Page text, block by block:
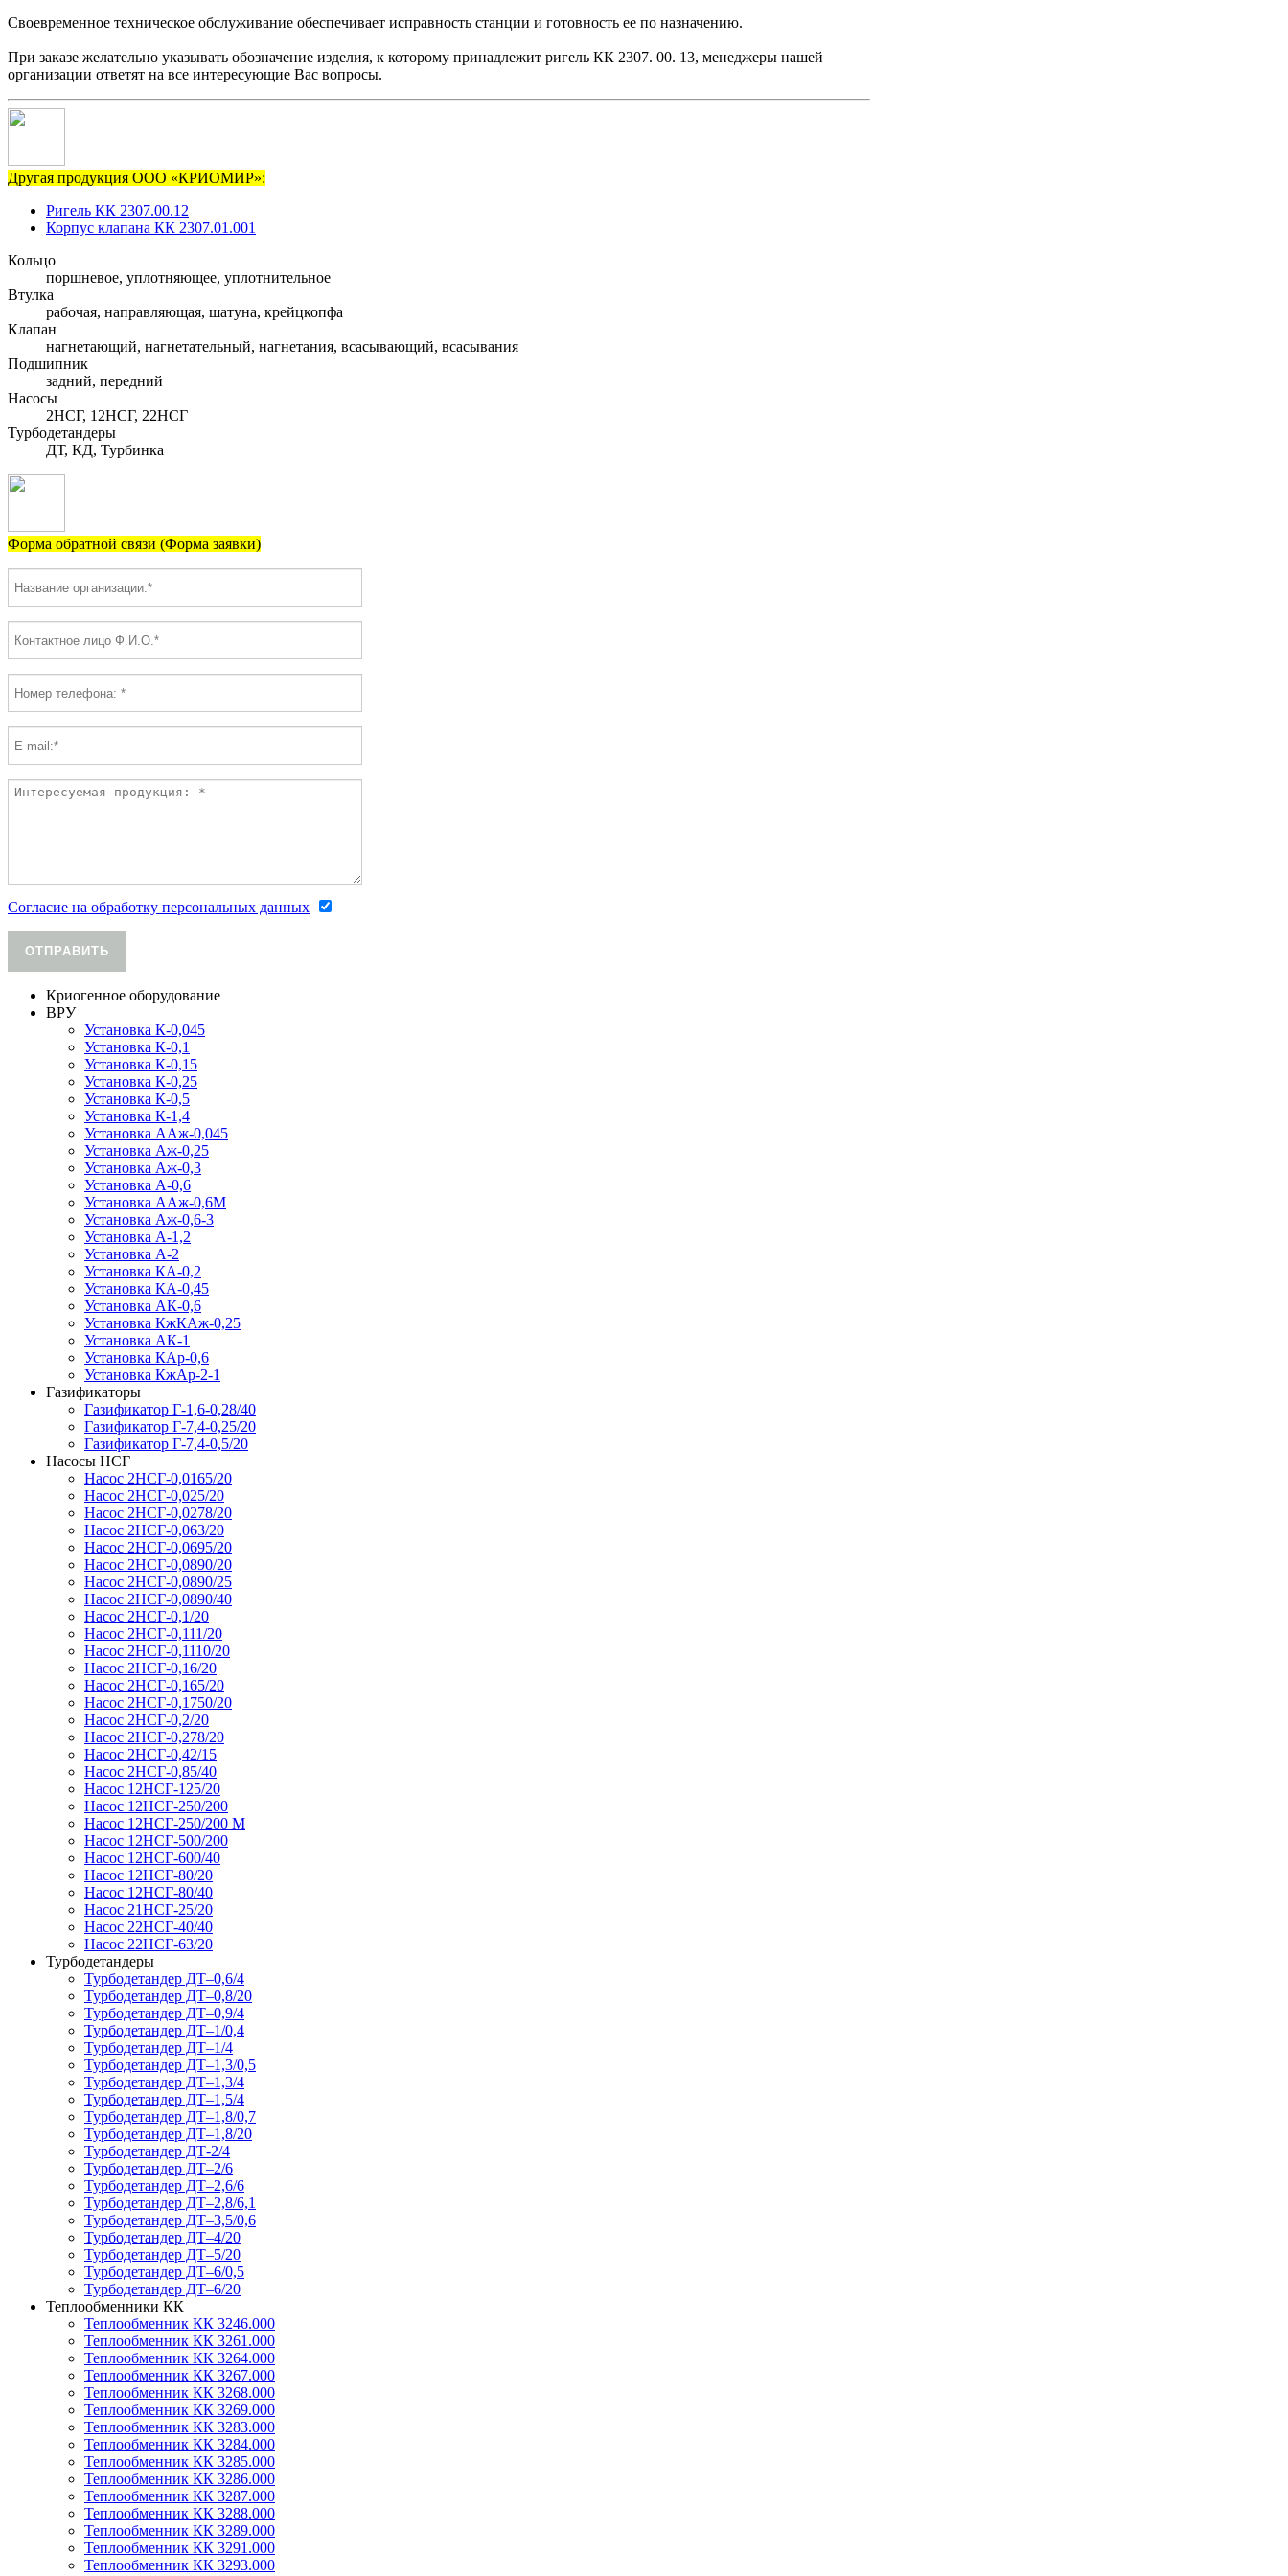
Своевременное техническое обслуживание обеспечивает исправность станции и готовность ее по назначению.
При заказе желательно указывать обозначение изделия, к которому принадлежит ригель КК 2307. 00. 13, менеджеры нашей
организации ответят на все интересующие Вас вопросы.
Другая продукция ООО «КРИОМИР»:
Ригель КК 2307.00.12
Корпус клапана КК 2307.01.001
Кольцо
поршневое, уплотняющее, уплотнительное
Втулка
рабочая, направляющая, шатуна, крейцкопфа
Клапан
нагнетающий, нагнетательный, нагнетания, всасывающий, всасывания
Подшипник
задний, передний
Насосы
2НСГ, 12НСГ, 22НСГ
Турбодетандеры
ДТ, КД, Турбинка
Форма обратной связи (Форма заявки)
Согласие на обработку персональных данных
ОТПРАВИТЬ
Криогенное оборудование
ВРУ
Установка К-0,045
Установка К-0,1
Установка К-0,15
Установка К-0,25
Установка К-0,5
Установка К-1,4
Установка ААж-0,045
Установка Аж-0,25
Установка Аж-0,3
Установка А-0,6
Установка ААж-0,6М
Установка Аж-0,6-3
Установка А-1,2
Установка А-2
Установка КА-0,2
Установка КА-0,45
Установка АК-0,6
Установка КжКАж-0,25
Установка АК-1
Установка КАр-0,6
Установка КжАр-2-1
Газификаторы
Газификатор Г-1,6-0,28/40
Газификатор Г-7,4-0,25/20
Газификатор Г-7,4-0,5/20
Насосы НСГ
Насос 2НСГ-0,0165/20
Насос 2НСГ-0,025/20
Насос 2НСГ-0,0278/20
Насос 2НСГ-0,063/20
Насос 2НСГ-0,0695/20
Насос 2НСГ-0,0890/20
Насос 2НСГ-0,0890/25
Насос 2НСГ-0,0890/40
Насос 2НСГ-0,1/20
Насос 2НСГ-0,111/20
Насос 2НСГ-0,1110/20
Насос 2НСГ-0,16/20
Насос 2НСГ-0,165/20
Насос 2НСГ-0,1750/20
Насос 2НСГ-0,2/20
Насос 2НСГ-0,278/20
Насос 2НСГ-0,42/15
Насос 2НСГ-0,85/40
Насос 12НСГ-125/20
Насос 12НСГ-250/200
Насос 12НСГ-250/200 М
Насос 12НСГ-500/200
Насос 12НСГ-600/40
Насос 12НСГ-80/20
Насос 12НСГ-80/40
Насос 21НСГ-25/20
Насос 22НСГ-40/40
Насос 22НСГ-63/20
Турбодетандеры
Турбодетандер ДТ–0,6/4
Турбодетандер ДТ–0,8/20
Турбодетандер ДТ–0,9/4
Турбодетандер ДТ–1/0,4
Турбодетандер ДТ–1/4
Турбодетандер ДТ–1,3/0,5
Турбодетандер ДТ–1,3/4
Турбодетандер ДТ–1,5/4
Турбодетандер ДТ–1,8/0,7
Турбодетандер ДТ–1,8/20
Турбодетандер ДТ-2/4
Турбодетандер ДТ–2/6
Турбодетандер ДТ–2,6/6
Турбодетандер ДТ–2,8/6,1
Турбодетандер ДТ–3,5/0,6
Турбодетандер ДТ–4/20
Турбодетандер ДТ–5/20
Турбодетандер ДТ–6/0,5
Турбодетандер ДТ–6/20
Теплообменники КК
Теплообменник КК 3246.000
Теплообменник КК 3261.000
Теплообменник КК 3264.000
Теплообменник КК 3267.000
Теплообменник КК 3268.000
Теплообменник КК 3269.000
Теплообменник КК 3283.000
Теплообменник КК 3284.000
Теплообменник КК 3285.000
Теплообменник КК 3286.000
Теплообменник КК 3287.000
Теплообменник КК 3288.000
Теплообменник КК 3289.000
Теплообменник КК 3291.000
Теплообменник КК 3293.000